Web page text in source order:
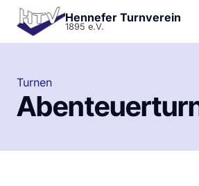
Hennefer Turnverein
1895 e.V.
Turnen